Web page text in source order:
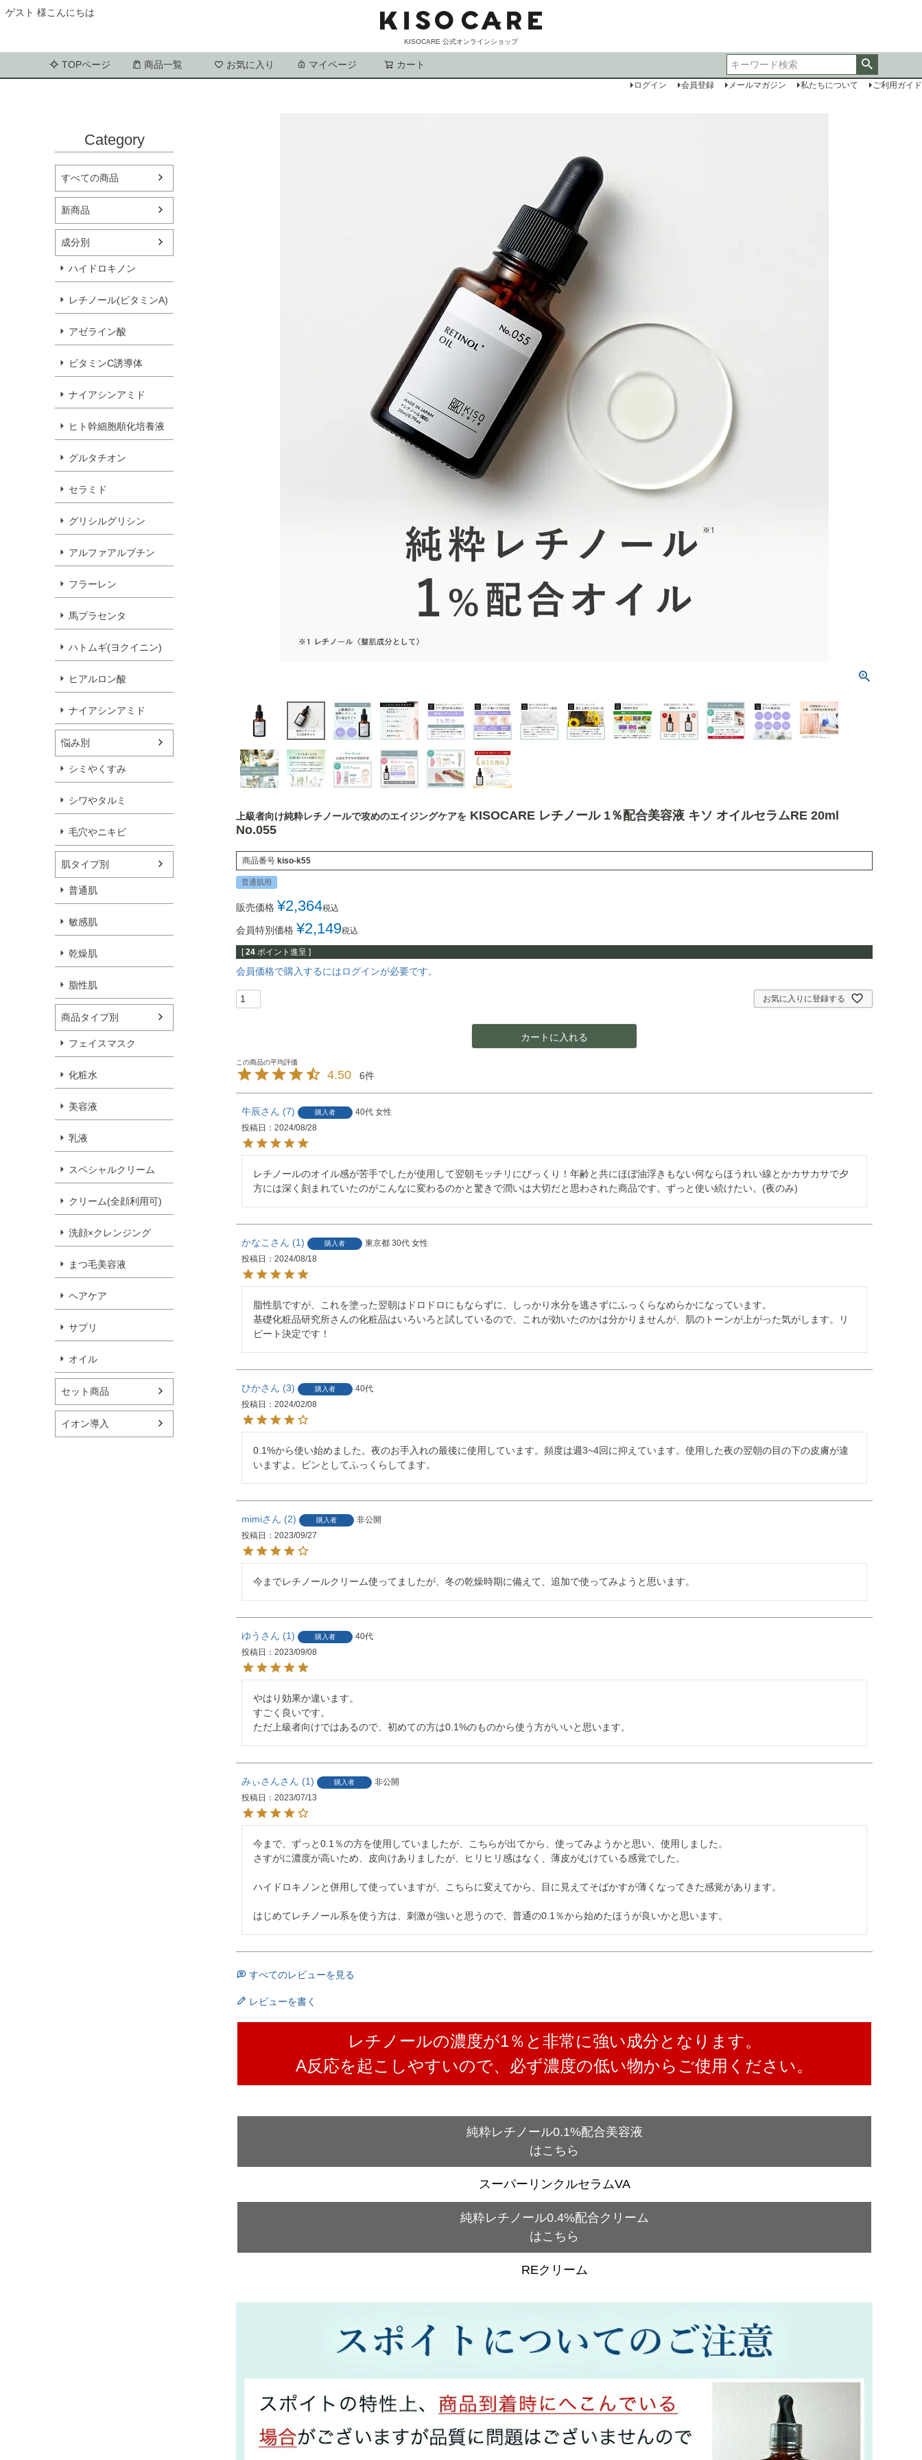
ゲスト 様こんにちは
KISOCARE 公式オンラインショップ
TOPページ 商品一覧 お気に入り マイページ カート
ログイン 会員登録 メールマガジン 私たちについて ご利用ガイド
Category
すべての商品
新商品
成分別
ハイドロキノン
レチノール(ビタミンA)
アゼライン酸
ビタミンC誘導体
ナイアシンアミド
ヒト幹細胞順化培養液
グルタチオン
セラミド
グリシルグリシン
アルファアルブチン
フラーレン
馬プラセンタ
ハトムギ(ヨクイニン)
ヒアルロン酸
ナイアシンアミド
悩み別
シミやくすみ
シワやタルミ
毛穴やニキビ
肌タイプ別
普通肌
敏感肌
乾燥肌
脂性肌
商品タイプ別
フェイスマスク
化粧水
美容液
乳液
スペシャルクリーム
クリーム(全顔利用可)
洗顔×クレンジング
まつ毛美容液
ヘアケア
サプリ
オイル
セット商品
イオン導入
上級者向け純粋レチノールで攻めのエイジングケアを KISOCARE レチノール 1％配合美容液 キソ オイルセラムRE 20ml
No.055
商品番号 kiso-k55
普通肌用
販売価格 ¥2,364税込
会員特別価格 ¥2,149税込
[ 24 ポイント進呈 ]
会員価格で購入するにはログインが必要です。
お気に入りに登録する
カートに入れる
4.50 6
牛辰 7 購入者 40代 女性
投稿日
2024/08/28
レチノールのオイル感が苦手でしたが使用して翌朝モッチリにびっくり！年齢と共にほぼ油浮きもない何ならほうれい線とかカサカサで夕
方には深く刻まれていたのがこんなに変わるのかと驚きで潤いは大切だと思わされた商品です。ずっと使い続けたい。(夜のみ)
かなこ 1 購入者 東京都 30代 女性
投稿日
2024/08/18
脂性肌ですが、これを塗った翌朝はドロドロにもならずに、しっかり水分を逃さずにふっくらなめらかになっています。
基礎化粧品研究所さんの化粧品はいろいろと試しているので、これが効いたのかは分かりませんが、肌のトーンが上がった気がします。リ
ピート決定です！
ひか 3 購入者
40代
投稿日
2024/02/08
0.1%から使い始めました。夜のお手入れの最後に使用しています。頻度は週3~4回に抑えています。使用した夜の翌朝の目の下の皮膚が違
いますよ。ピンとしてふっくらしてます。
mimi 2 購入者
非公開
投稿日
2023/09/27
今までレチノールクリーム使ってましたが、冬の乾燥時期に備えて、追加で使ってみようと思います。
ゆう 1 購入者
40代
投稿日
2023/09/08
やはり効果か違います。
すごく良いです。
ただ上級者向けではあるので、初めての方は0.1%のものから使う方がいいと思います。
みぃさん 1 購入者
非公開
投稿日
2023/07/13
今まで、ずっと0.1％の方を使用していましたが、こちらが出てから、使ってみようかと思い、使用しました。
さすがに濃度が高いため、皮向けありましたが、ヒリヒリ感はなく、薄皮がむけている感覚でした。
ハイドロキノンと併用して使っていますが、こちらに変えてから、目に見えてそばかすが薄くなってきた感覚があります。
はじめてレチノール系を使う方は、刺激が強いと思うので、普通の0.1％から始めたほうが良いかと思います。
すべてのレビューを見る
レビューを書く
レチノールの濃度が1％と非常に強い成分となります。
A反応を起こしやすいので、必ず濃度の低い物からご使用ください。
純粋レチノール0.1%配合美容液
はこちら
スーパーリンクルセラムVA
純粋レチノール0.4%配合クリーム
はこちら
REクリーム